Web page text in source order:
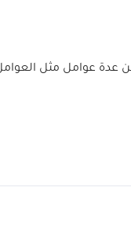
عوامل مثل العوامل